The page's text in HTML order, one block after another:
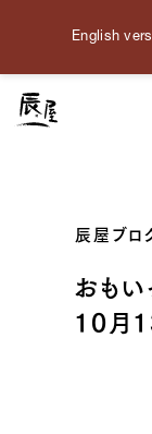
English
神
戸
牛
辰屋ブロ
おもい
10月